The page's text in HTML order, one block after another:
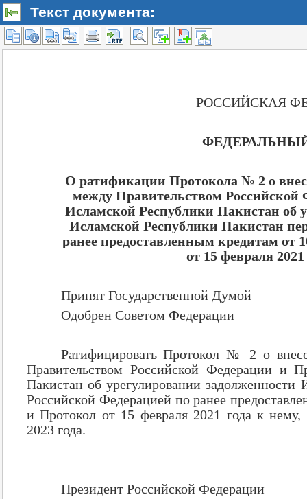
Текст документа: